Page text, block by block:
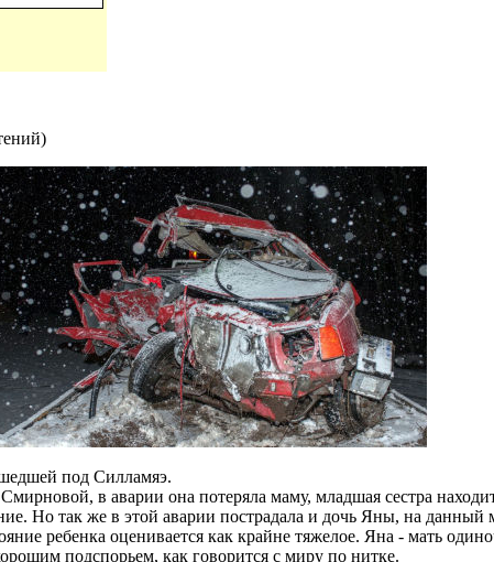
)
под Силламяэ.
в аварии она потеряла маму, младшая сестра
Но так же в этой аварии пострадала и дочь Яны, на данный
ребенка оценивается как крайне тяжелое. Яна - мать
подспорьем, как говорится с миру по нитке.